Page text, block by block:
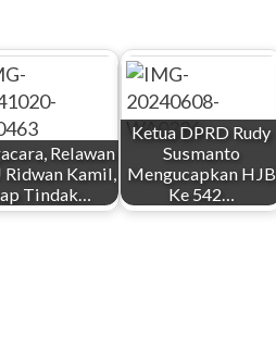
Relawan
Ridwan Kamil,
Tindak…
Ketua DPRD Rudy
Susmanto
Mengucapkan HJB
Ke 542…